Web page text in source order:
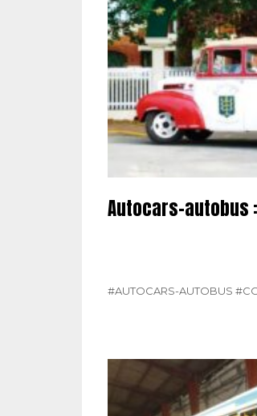
Autocars-autobus
#AUTOCARS-AUTOBUS